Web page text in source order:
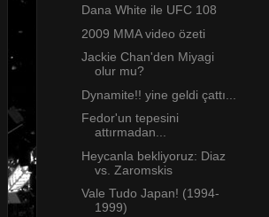
Dana White ile UFC 108
2009 MMA video özeti
Jackie Chan'den Miyagi
olur mu?
Dynamite!! yine geldi çattı...
Fedor'un tepesini
attırmadan...
Heycanla bekliyoruz: Diaz
vs. Zaromskis
Vale Tudo Japan! (1994-
1999)